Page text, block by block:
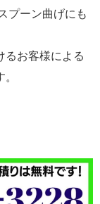
プーン曲げにも
るお客様による